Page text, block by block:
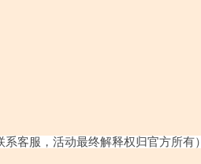
客服，活动最终解释权归官方所有）